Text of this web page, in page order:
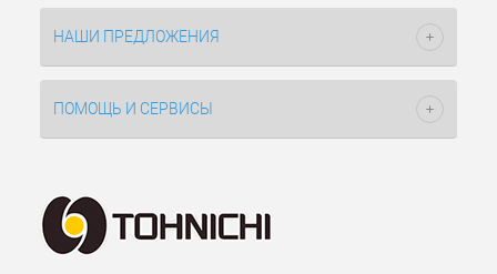
НАШИ ПРЕДЛОЖЕНИЯ
ПОМОЩЬ И СЕРВИСЫ